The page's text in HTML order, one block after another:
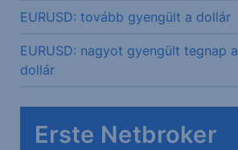
EURUSD: tovább gyengült a dollár
EURUSD: nagyot gyengült tegnap a
dollár
Erste Netbroker